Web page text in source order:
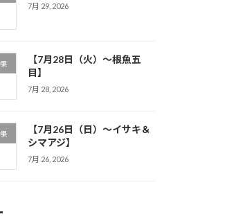
7月 29, 2026
【7月28日（火）～根魚五
目】
7月 28, 2026
【7月26日（日）～イサキ＆
シマアジ】
7月 26, 2026